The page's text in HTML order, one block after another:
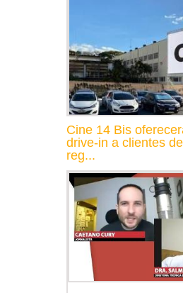
Cine 14 Bis
drive-in a clientes
reg...